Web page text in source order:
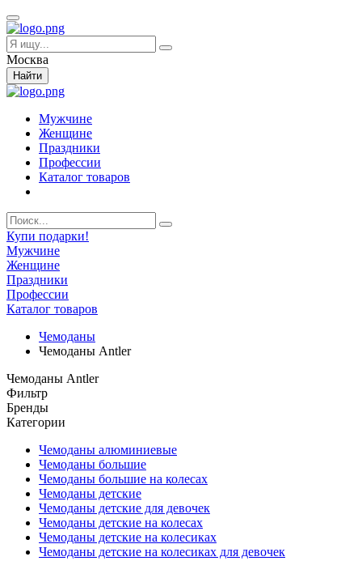
Москва
Найти
Мужчине
Женщине
Праздники
Профессии
Каталог товаров
Купи подарки!
Мужчине
Женщине
Праздники
Профессии
Каталог товаров
Чемоданы
Чемоданы Antler
Чемоданы Antler
Фильтр
Бренды
Категории
Чемоданы алюминиевые
Чемоданы большие
Чемоданы большие на колесах
Чемоданы детские
Чемоданы детские для девочек
Чемоданы детские на колесах
Чемоданы детские на колесиках
Чемоданы детские на колесиках для девочек